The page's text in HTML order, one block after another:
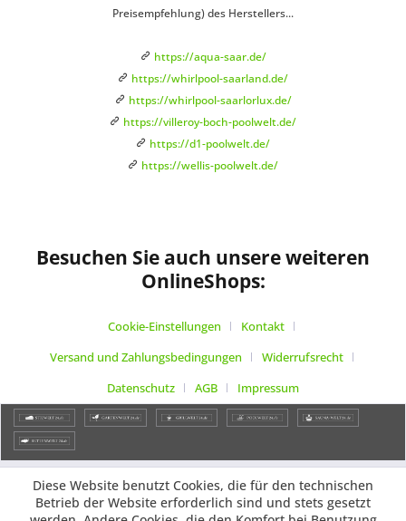
Preisempfehlung) des Herstellers...
https://aqua-saar.de/
https://whirlpool-saarland.de/
https://whirlpool-saarlorlux.de/
https://villeroy-boch-poolwelt.de/
https://d1-poolwelt.de/
https://wellis-poolwelt.de/
Besuchen Sie auch unsere weiteren
OnlineShops:
Cookie-Einstellungen
Kontakt
Versand und Zahlungsbedingungen
Widerrufsrecht
Datenschutz
AGB Impressum
Diese Website benutzt Cookies, die für den technischen
Betrieb der Website erforderlich sind und stets gesetzt